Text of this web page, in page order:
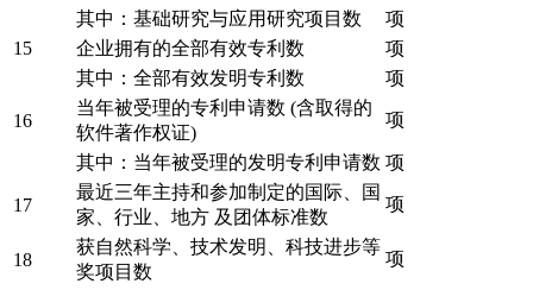
其中：基础研究与应用研究项目数
项
15
企业拥有的全部有效专利数
项
其中：全部有效发明专利数
项
16
当年被受理的专利申请数 (含取得的
软件著作权证)
项
其中：当年被受理的发明专利申请数 项
17
最近三年主持和参加制定的国际、国
家、行业、地方 及团体标准数
项
18
获自然科学、技术发明、科技进步等
奖项目数
项